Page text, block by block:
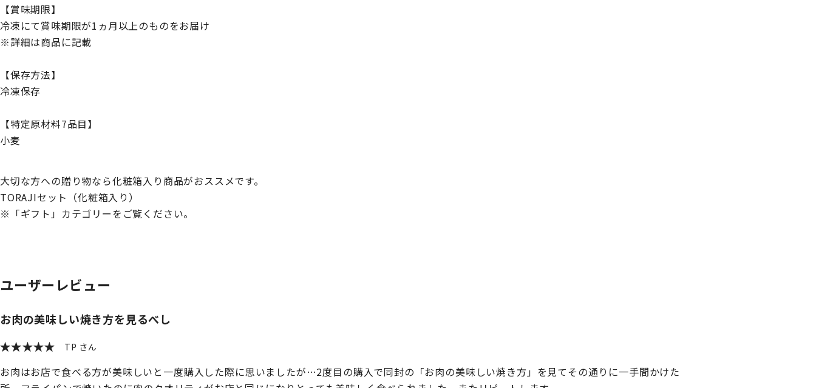
【賞味期限】
冷凍にて賞味期限が1ヵ月以上のものをお届け
※詳細は商品に記載
【保存方法】
冷凍保存
【特定原材料7品目】
小麦
大切な方への贈り物なら化粧箱入り商品がおススメです。
TORAJIセット（化粧箱入り）
※「ギフト」カテゴリーをご覧ください。
ユーザーレビュー
お肉の美味しい焼き方を見るべし
TP
お肉はお店で食べる方が美味しいと一度購入した際に思いましたが…2度目の購入で同封の「お肉の美味しい焼き方」を見てその通りに一手間かけた